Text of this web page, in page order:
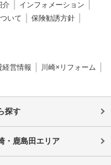
介
インフォメーション
いて
保険勧誘方針
経営情報
川崎×リフォーム
探す
・鹿島田エリア